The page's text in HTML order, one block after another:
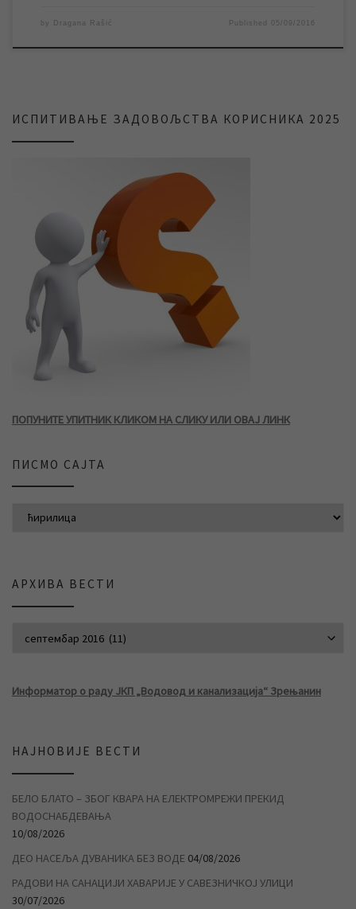
by Dragana Rašić Published 05/09/2016
ИСПИТИВАЊЕ ЗАДОВОЉСТВА КОРИСНИКА 2025
ПОПУНИТЕ УПИТНИК КЛИКОМ НА СЛИКУ ИЛИ ОВАЈ ЛИНК
ПИСМО САЈТА
АРХИВА ВЕСТИ
Информатор о раду ЈКП „Водовод и канализација“ Зрењанин
НАЈНОВИЈЕ ВЕСТИ
БЕЛО БЛАТО – ЗБОГ КВАРА НА ЕЛЕКТРОМРЕЖИ ПРЕКИД
ВОДОСНАБДЕВАЊА
10/08/2026
ДЕО НАСЕЉА ДУВАНИКА БЕЗ ВОДЕ 04/08/2026
РАДОВИ НА САНАЦИЈИ ХАВАРИЈЕ У САВЕЗНИЧКОЈ УЛИЦИ
30/07/2026